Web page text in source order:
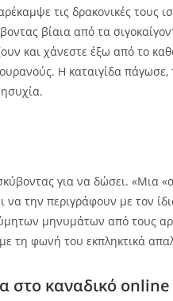
τις δρακονικές τους
βίαια από τα
και χάνεστε έξω από το
Η καταιγίδα πάγωσε,
για να δώσει. «Μια
να την περιγράφουν με τον
μηνυμάτων από τους
τη φωνή του εκπληκτικά
στο καναδικό